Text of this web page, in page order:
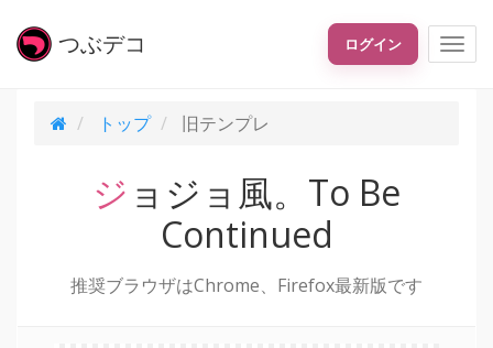
つぶデコ ログイン
トップ 旧テンプレ
ジョジョ風。To Be
Continued
推奨ブラウザはChrome、Firefox最新版です